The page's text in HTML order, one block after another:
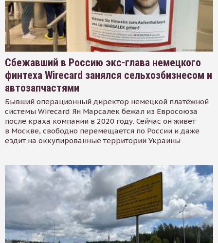
Сбежавший в Россию экс-глава немецкого
финтеха Wirecard занялся сельхозбизнесом и
автозапчастями
Бывший операционный директор немецкой платёжной
системы Wirecard Ян Марсалек бежал из Евросоюза
после краха компании в 2020 году. Сейчас он живёт
в Москве, свободно перемещается по России и даже
ездит на оккупированные территории Украины